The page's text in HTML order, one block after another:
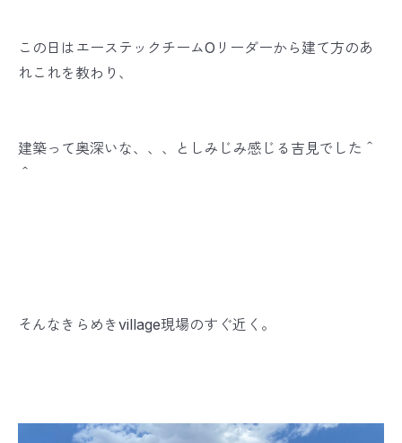
この日はエーステックチームOリーダーから建て方のあ
れこれを教わり、
建築って奥深いな、、、としみじみ感じる吉見でした＾
＾
そんなきらめきvillage現場のすぐ近く。